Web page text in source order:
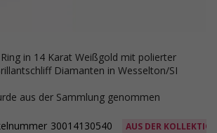
Diamanten in Wesselton/SI
aus der Sammlung genommen
30014130540 AUS DER